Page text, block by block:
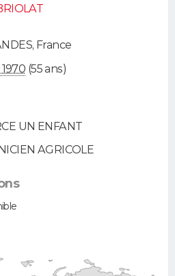
, France
(55 ans)
UN ENFANT
AGRICOLE